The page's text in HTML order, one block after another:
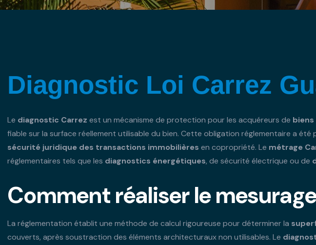
Diagnostic Loi Carrez
Le diagnostic Carrez est un mécanisme de protection pour les acquéreurs de
fiable sur la surface réellement utilisable du bien. Cette obligation réglementaire a
sécurité juridique des transactions immobilières en copropriété. Le métrage
réglementaires tels que les diagnostics énergétiques, de sécurité électrique ou de
Comment réaliser le
La réglementation établit une méthode de calcul rigoureuse pour déterminer la
couverts, après soustraction des éléments architecturaux non utilisables. Le